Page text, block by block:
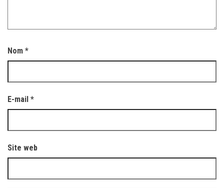
Nom *
E-mail *
Site web